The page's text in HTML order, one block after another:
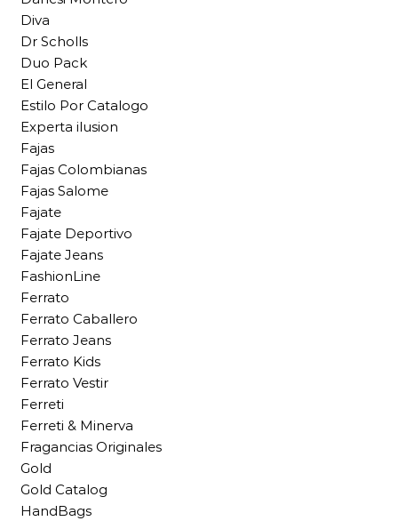
Diva
Dr Scholls
Duo Pack
El General
Estilo Por Catalogo
Experta ilusion
Fajas
Fajas Colombianas
Fajas Salome
Fajate
Fajate Deportivo
Fajate Jeans
FashionLine
Ferrato
Ferrato Caballero
Ferrato Jeans
Ferrato Kids
Ferrato Vestir
Ferreti
Ferreti & Minerva
Fragancias Originales
Gold
Gold Catalog
HandBags